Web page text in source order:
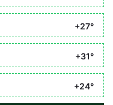
+27°
+31°
+24°